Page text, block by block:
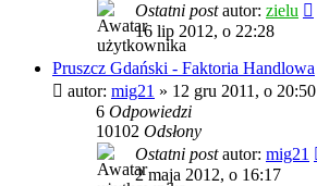
Ostatni postautor: zielu
16 lip 2012, o 22:28
Pruszcz Gdański - Faktoria Handlowa
autor: mig21 » 12 gru 2011, o 20:50
6 Odpowiedzi
10102 Odsłony
Ostatni postautor: mig21
2 maja 2012, o 16:17